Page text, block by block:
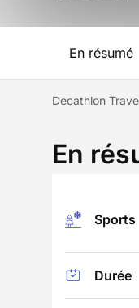
En résumé
Decathlon
En
Sports
Durée